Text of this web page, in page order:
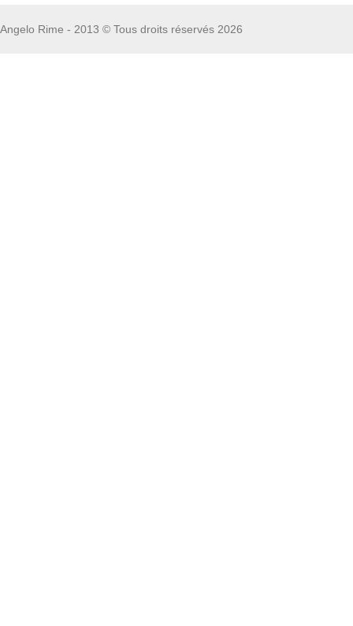
Angelo Rime - 2013 © Tous droits réservés 2026